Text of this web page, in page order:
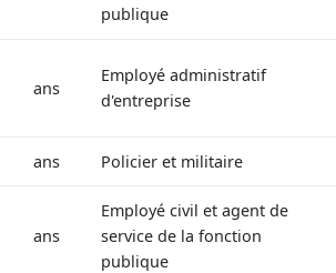
publique
ans
Employé administratif
d'entreprise
ans Policier et militaire
ans
Employé civil et agent de
service de la fonction
publique